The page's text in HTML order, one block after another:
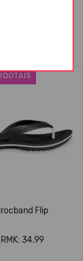
Flip
RMK: 34.99